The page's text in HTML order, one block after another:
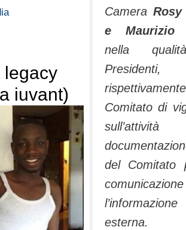
Camera
e Maurizio
nella
Presidenti,
Comitato di
del Comitato
l’informazione
esterna.
legacy
iuvant)